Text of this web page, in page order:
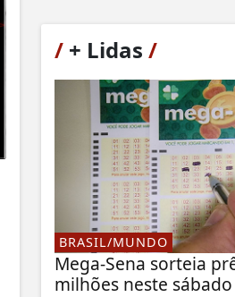
/+ Lidas /
BRASIL/MUNDO
Mega-Sena sorteia
milhões neste sábado